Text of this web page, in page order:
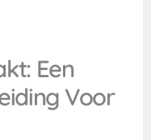
Een
Voor